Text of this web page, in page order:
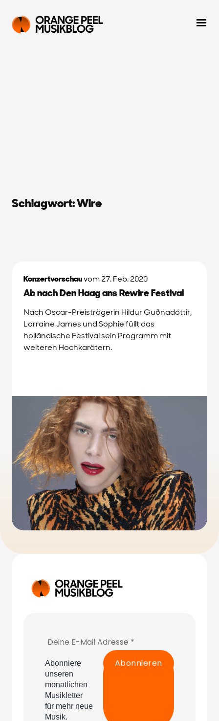
Schlagwort:Wire
Konzertvorschauvom 27. Feb. 2020
Ab nach Den Haag ans Rewire Festival
Nach Oscar-Preisträgerin Hildur Guðnadóttir,
Lorraine James und Sophie füllt das
holländische Festival sein Programm mit
weiteren Hochkarätern.